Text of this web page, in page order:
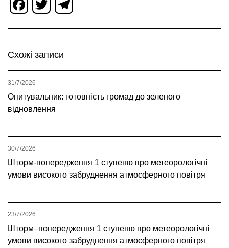
Facebook
Twitter
Схожі записи
Опитувальник: готовність громад до зеленого
відновлення
31/7/2026
Шторм-попередження 1 ступеню про метеорологічні
умови високого забруднення атмосферного повітря
30/7/2026
Шторм–попередження 1 ступеню про метеорологічні
умови високого забруднення атмосферного повітря
23/7/2026